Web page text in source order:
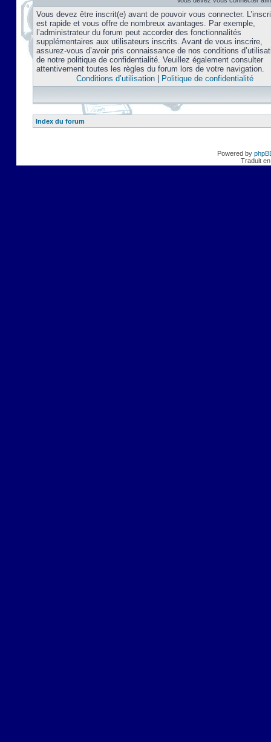
Vous devez être inscrit(e) avant de pouvoir vous connecter.
est rapide et vous offre de nombreux avantages. Par exemple,
l’administrateur du forum peut accorder des fonctionnalités
supplémentaires aux utilisateurs inscrits. Avant de vous inscrire,
assurez-vous d’avoir pris connaissance de nos conditions
de notre politique de confidentialité. Veuillez également consulter
attentivement toutes les règles du forum lors de votre navigation.
Conditions d’utilisation| Politique de confidentialité
Index du forum
Powered by
Traduit